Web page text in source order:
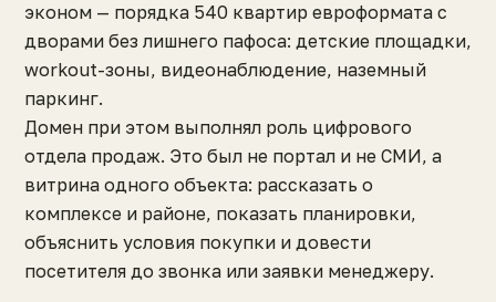
эконом — порядка 540 квартир евроформата с
дворами без лишнего пафоса: детские площадки,
workout-зоны, видеонаблюдение, наземный
паркинг.
Домен при этом выполнял роль цифрового
отдела продаж. Это был не портал и не СМИ, а
витрина одного объекта: рассказать о
комплексе и районе, показать планировки,
объяснить условия покупки и довести
посетителя до звонка или заявки менеджеру.